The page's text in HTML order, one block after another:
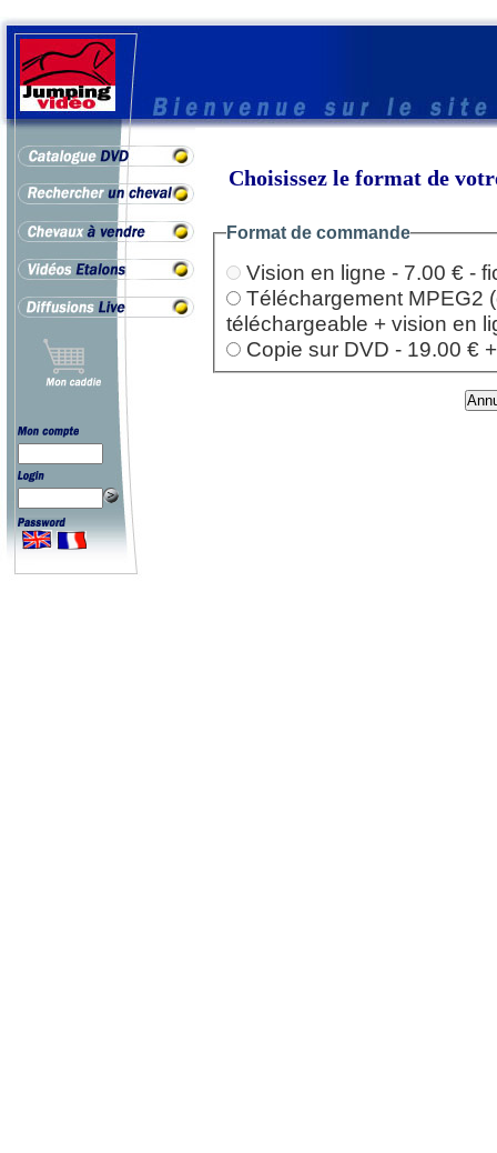
Choisissez le format de
Format de commande
Vision en ligne - 7.00 € -
Téléchargement MPEG2
téléchargeable + vision en
Copie sur DVD - 19.00 €